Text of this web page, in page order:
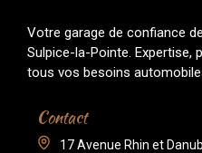
Votre garage de confiance
Sulpice-la-Pointe. Expertise,
tous vos besoins
Contact
17 Avenue Rhin et